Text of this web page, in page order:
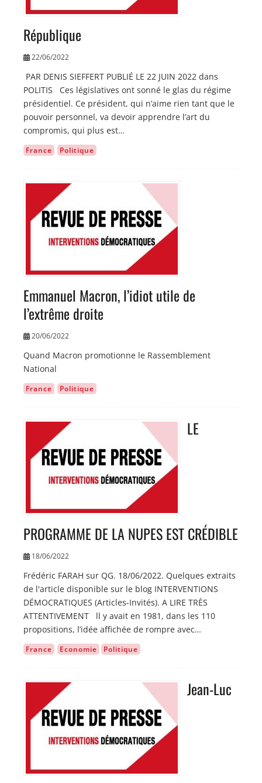
République
22/06/2022
PAR DENIS SIEFFERT PUBLIÉ LE 22 JUIN 2022 dans
POLITIS Ces législatives ont sonné le glas du régime
présidentiel. Ce président, qui n’aime rien tant que le
pouvoir personnel, va devoir apprendre l’art du
compromis, qui plus est…
France Politique
Emmanuel Macron, l’idiot utile de
l’extrême droite
20/06/2022
Quand Macron promotionne le Rassemblement
National
France Politique
LE
PROGRAMME DE LA NUPES EST CRÉDIBLE
18/06/2022
Frédéric FARAH sur QG. 18/06/2022. Quelques extraits
de l'article disponible sur le blog INTERVENTIONS
DÉMOCRATIQUES (Articles-Invités). A LIRE TRÈS
ATTENTIVEMENT ll y avait en 1981, dans les 110
propositions, l’idée affichée de rompre avec…
France Economie Politique
Jean-Luc